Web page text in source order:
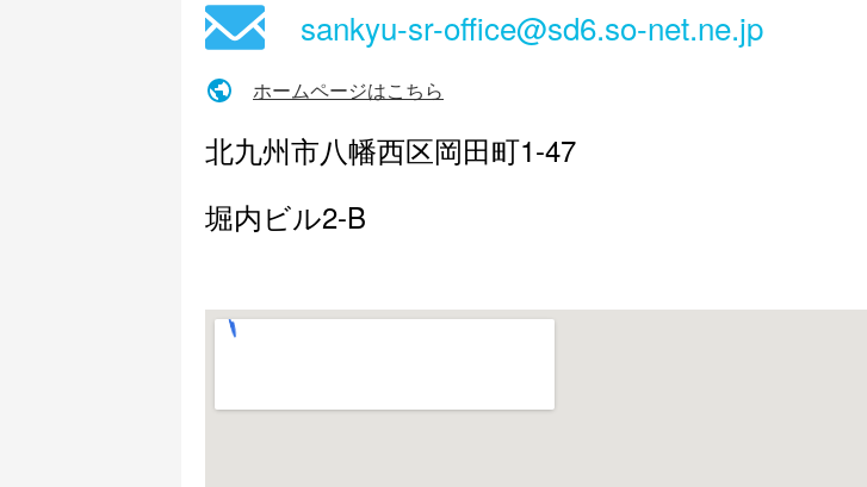
sankyu-sr-office@sd6.so-net.ne.jp
ホームページはこちら
北九州市八幡西区岡田町1-47
堀内ビル2-B